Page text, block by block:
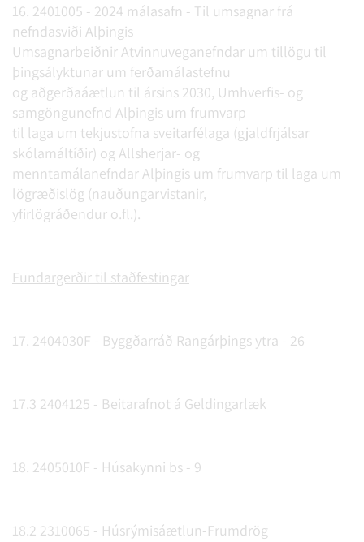
16. 2401005 - 2024 málasafn - Til umsagnar frá
nefndasviði Alþingis
Umsagnarbeiðnir Atvinnuveganefndar um tillögu til
þingsályktunar um ferðamálastefnu
og aðgerðaáætlun til ársins 2030, Umhverfis- og
samgöngunefnd Alþingis um frumvarp
til laga um tekjustofna sveitarfélaga (gjaldfrjálsar
skólamáltíðir) og Allsherjar- og
menntamálanefndar Alþingis um frumvarp til laga um
lögræðislög (nauðungarvistanir,
yfirlögráðendur o.fl.).
Fundargerðir til staðfestingar
17. 2404030F - Byggðarráð Rangárþings ytra - 26
17.3 2404125 - Beitarafnot á Geldingarlæk
18. 2405010F - Húsakynni bs - 9
18.2 2310065 - Húsrýmisáætlun-Frumdrög